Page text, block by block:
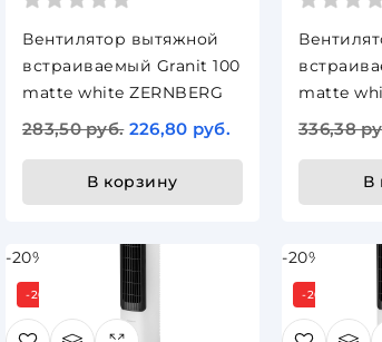
Вентилятор вытяжной
встраиваемый Granit 100
matte white ZERNBERG
283,50 руб. 226,80 руб.
В корзину
matte
336,38
В
-20%
-20%
-20%
-20%